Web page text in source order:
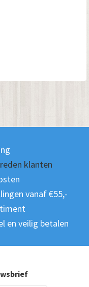
klanten
vanaf €55,-
en veilig betalen